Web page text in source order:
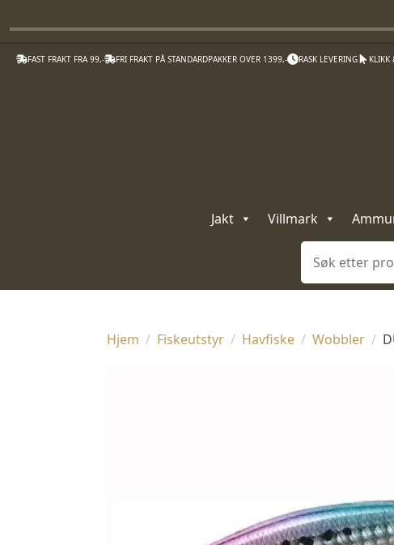
FAST FRAKT FRA 99,- FRI FRAKT PÅ STANDARDPAKKER OVER 1399,- RASK LEVERING
Jakt Villmark
Søk
Hjem Fiskeutstyr Havfiske Wobbler